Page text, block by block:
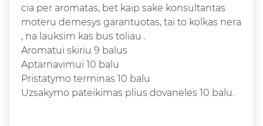
cia per aromatas, bet kaip sake konsultantas
moteru demesys garantuotas, tai to kolkas nera
, na lauksim kas bus toliau .
Aromatui skiriu 9 balus
Aptarnavimui 10 balu
Pristatymo terminas 10 balu
Uzsakymo pateikimas plius dovaneles 10 balu.